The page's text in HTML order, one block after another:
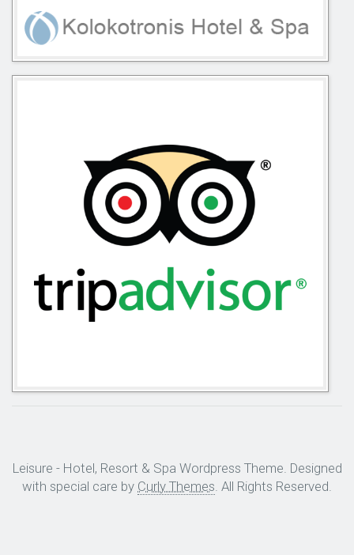
Leisure - Hotel, Resort & Spa Wordpress Theme. Designed
with special care by Curly Themes. All Rights Reserved.